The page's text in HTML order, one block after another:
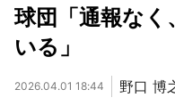
球団「通報なく
いる」
2026.04.01 18:44 野口 博